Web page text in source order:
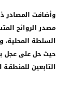
وأضافت المصادر
مصدر الروائح
السلطة المحلية،
حيث حل على عجل
التابعين للمنطقة